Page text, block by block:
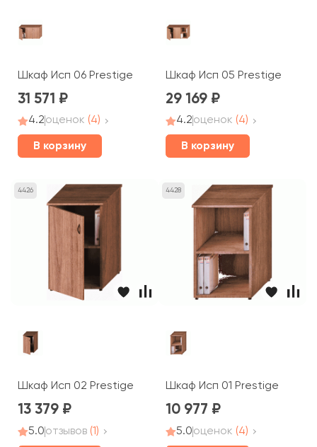
Шкаф Исп 06 Prestige
31 571
4.2оценок (4)
В корзину
Шкаф Исп 05 Prestige
29 169
4.2оценок (4)
В корзину
4426
Шкаф Исп 02 Prestige
13 379
5.0отзывов (1)
4428
Шкаф Исп 01 Prestige
10 977
5.0оценок (4)